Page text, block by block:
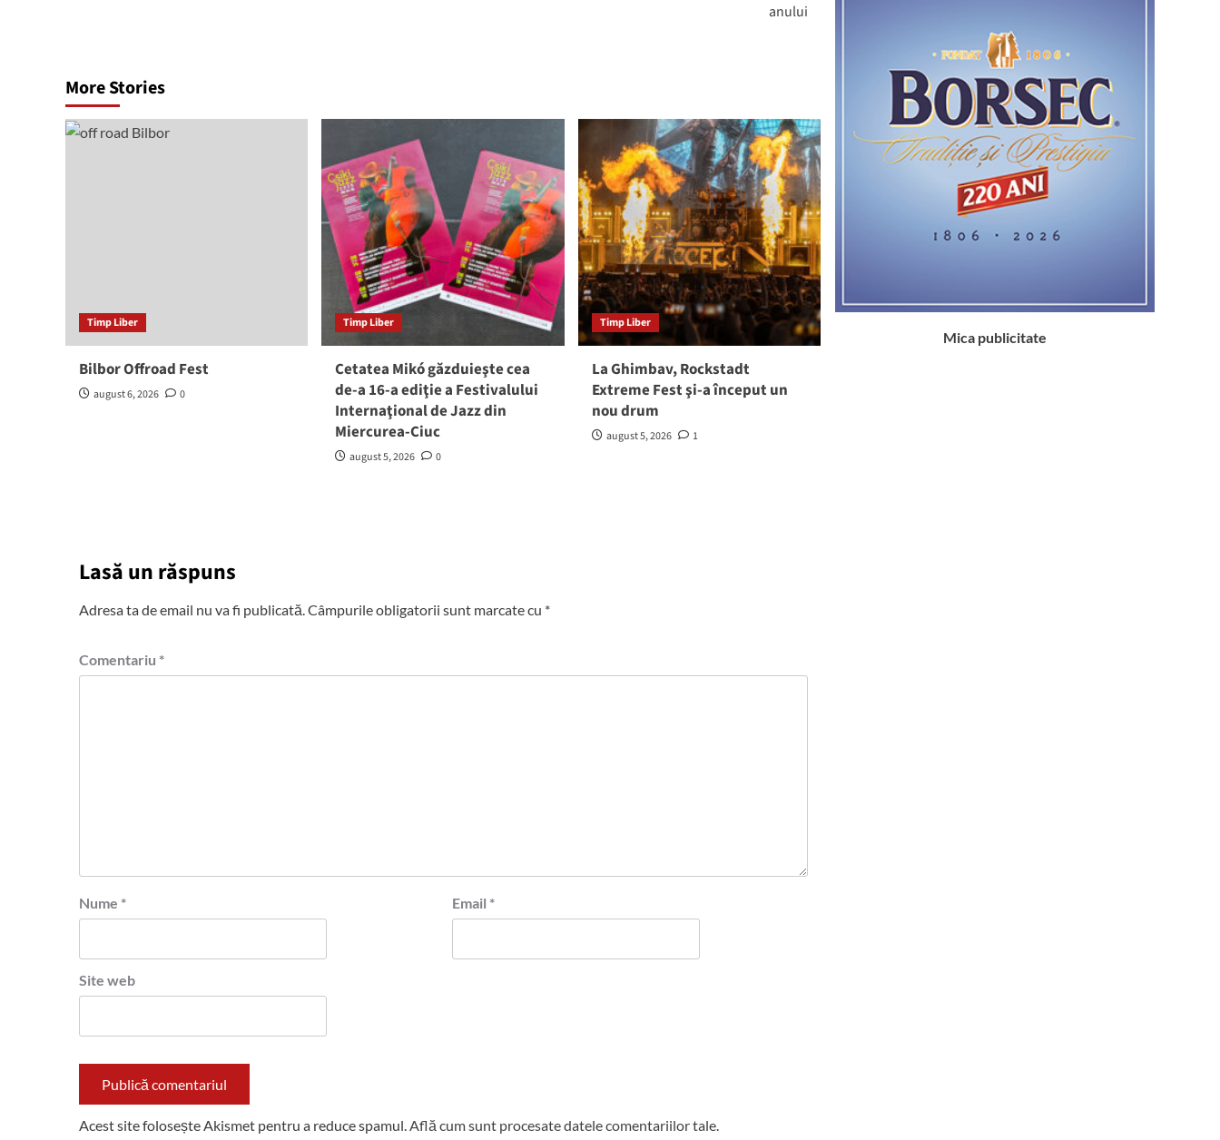
anului
More Stories
Timp Liber
Bilbor Offroad Fest
august 6, 2026 0
Timp Liber
Cetatea Mikó găzduieşte cea
de-a 16-a ediţie a Festivalului
Internaţional de Jazz din
Miercurea-Ciuc
august 5, 2026 0
Timp Liber
La Ghimbav, Rockstadt
Extreme Fest şi-a început un
nou drum
august 5, 2026 1
Lasă un răspuns
Adresa ta de email nu va fi publicată.Câmpurile obligatorii sunt marcate cu *
Comentariu *
Nume * Email *
Site web
Acest site folosește Akismet pentru a reduce spamul.Află cum sunt procesate datele comentariilor tale.
Mica publicitate